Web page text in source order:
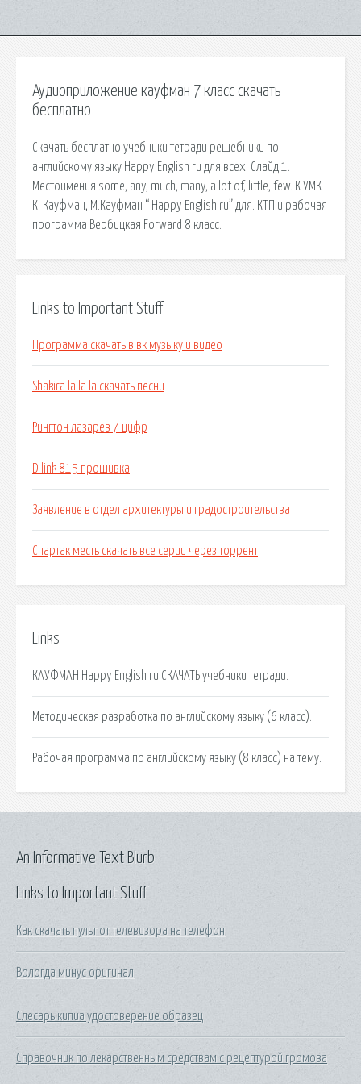
Аудиоприложение кауфман 7 класс скачать
бесплатно
Скачать бесплатно учебники тетради решебники по
английскому языку Happy English ru для всех. Слайд 1.
Местоимения some, any, much, many, a lot of, little, few. К УМК
К. Кауфман, М.Кауфман “ Happy English.ru” для. КТП и рабочая
программа Вербицкая Forward 8 класс.
Links to Important Stuff
Программа скачать в вк музыку и видео
Shakira la la la скачать песни
Рингтон лазарев 7 цифр
D link 815 прошивка
Заявление в отдел архитектуры и градостроительства
Спартак месть скачать все серии через торрент
Links
КАУФМАН Happy English ru СКАЧАТЬ учебники тетради.
Методическая разработка по английскому языку (6 класс).
Рабочая программа по английскому языку (8 класс) на тему.
Links to Important Stuff
Как скачать пульт от телевизора на телефон
Вологда минус оригинал
Слесарь кипиа удостоверение образец
Справочник по лекарственным средствам с рецептурой громова
An Informative Text Blurb